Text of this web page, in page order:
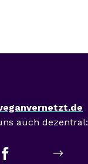
auch dezentral:
 $